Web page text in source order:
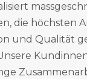
die höchsten
und Qualität